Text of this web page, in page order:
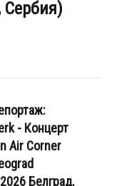
Сербия)
- Концерт
Air Corner
Белград,